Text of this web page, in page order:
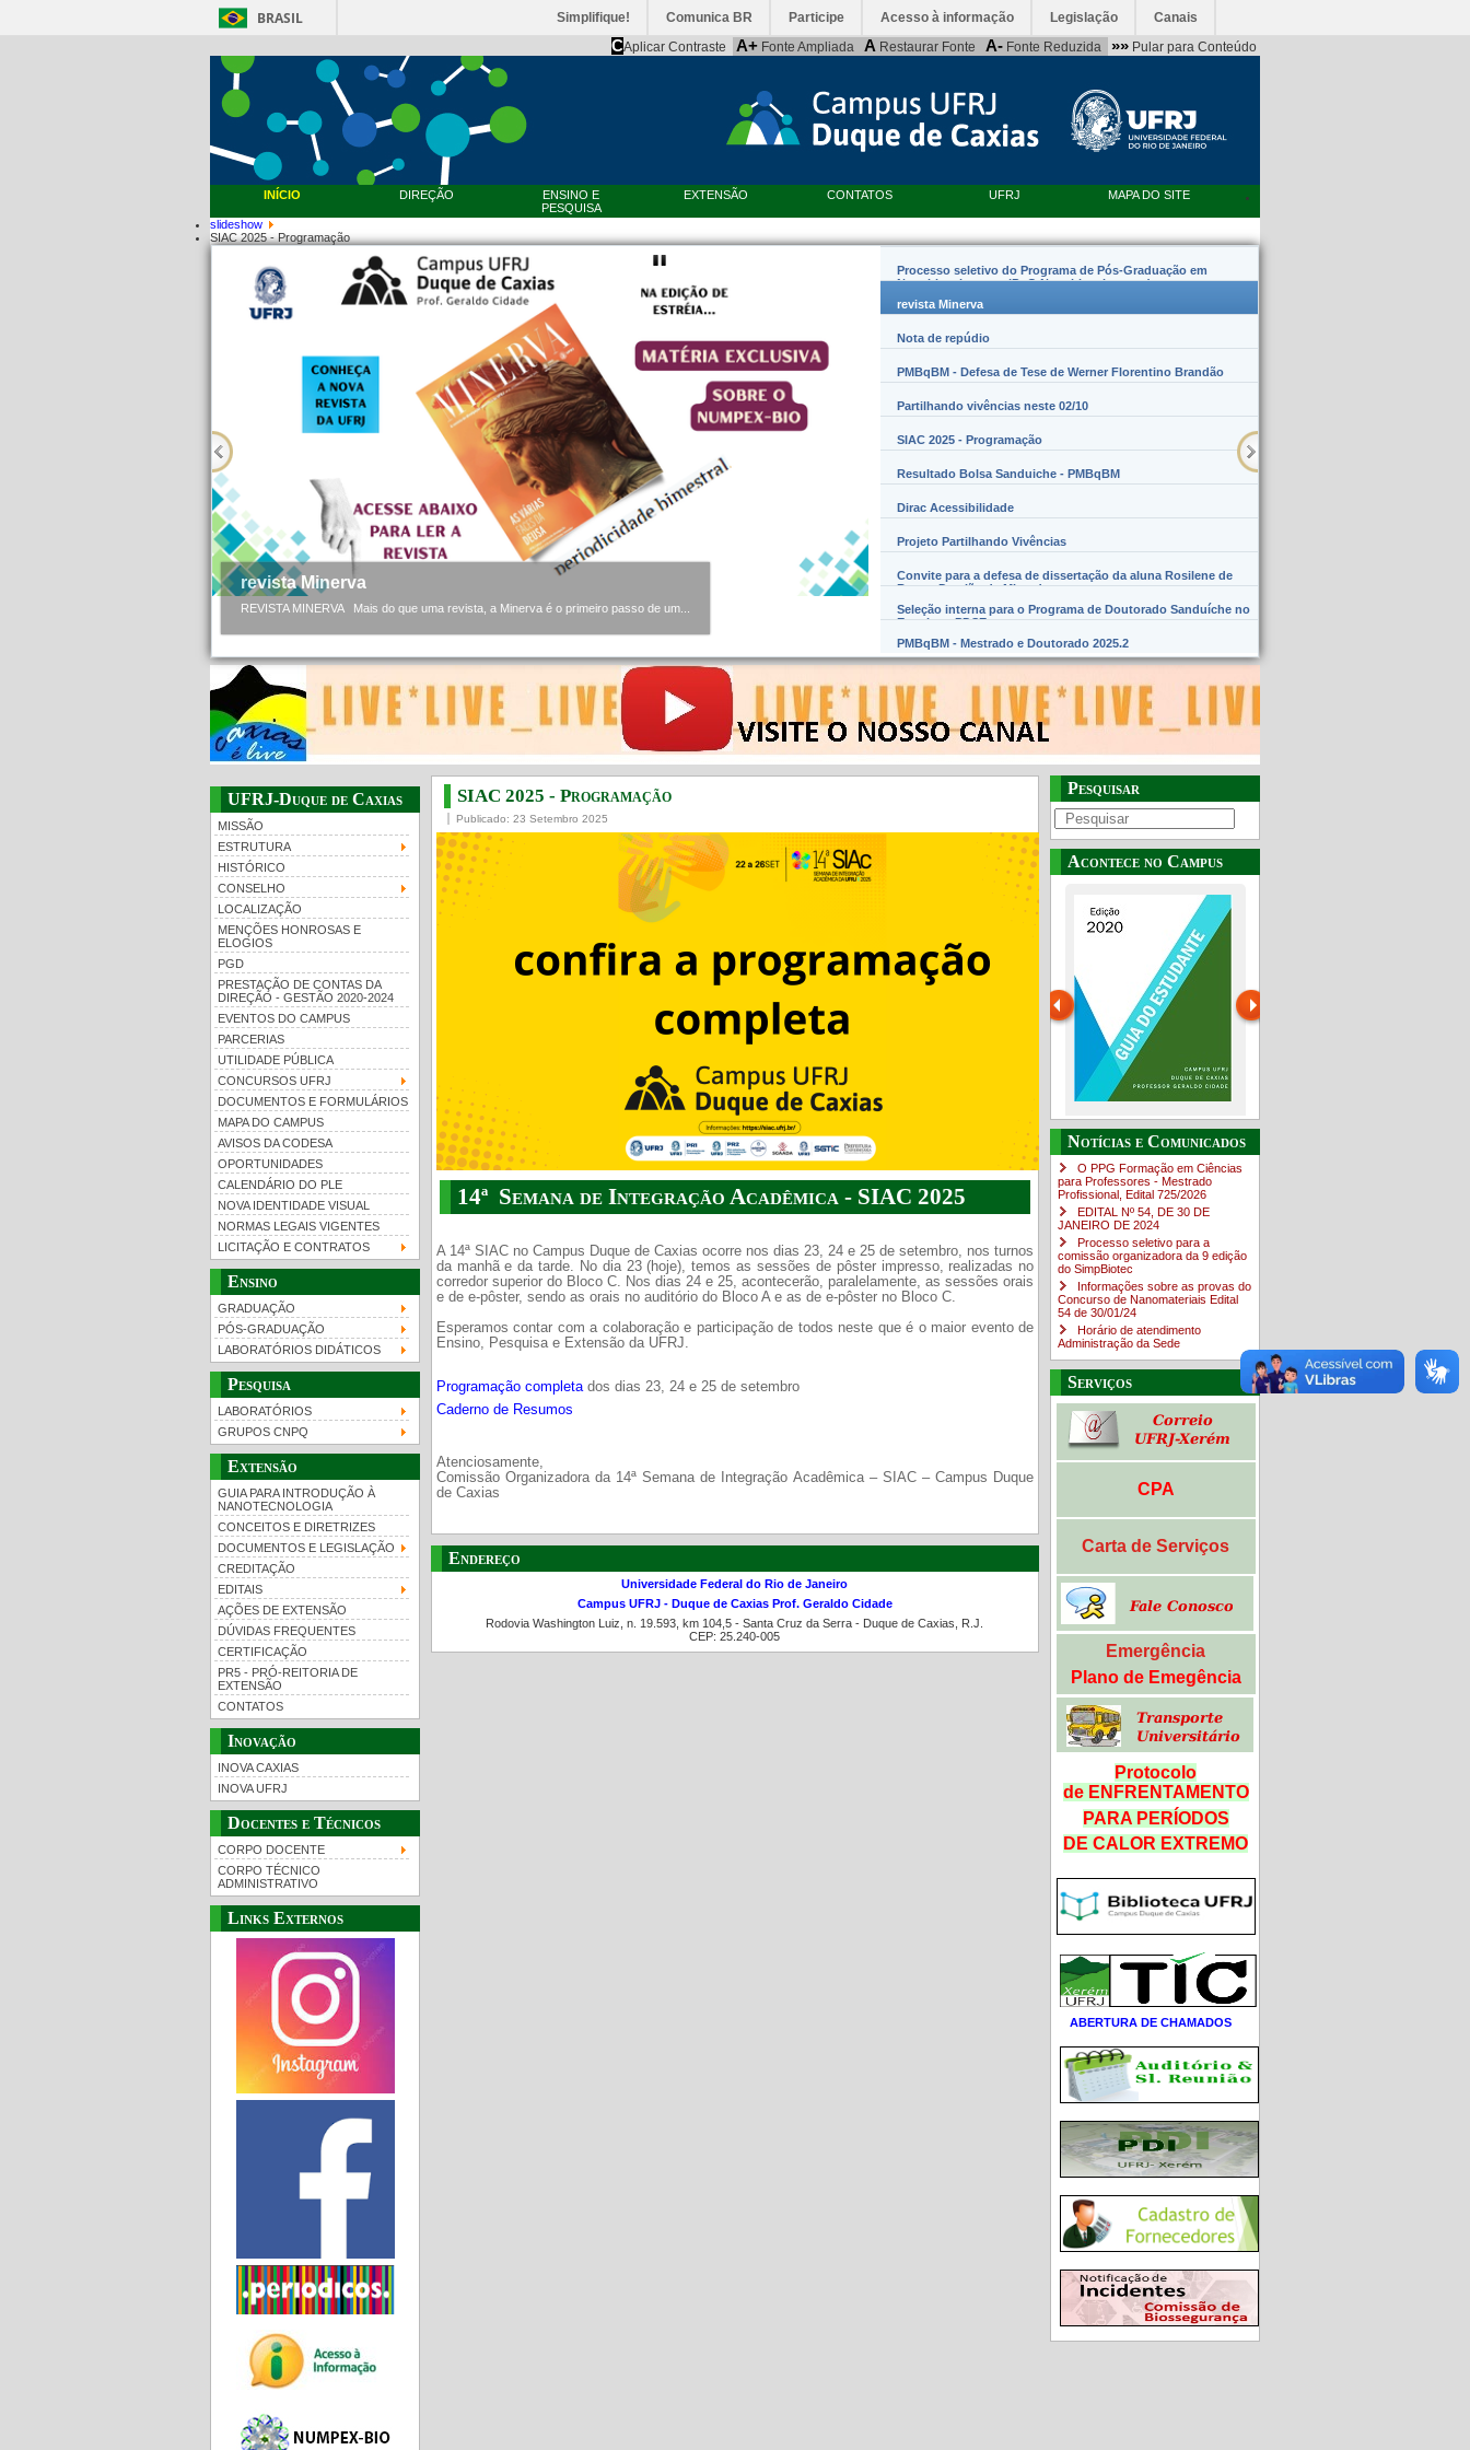
BRASIL Simplifique! Comunica BR Participe Acesso à informação Legislação Canais
CAplicar Contraste A+ Fonte Ampliada A Restaurar Fonte A- Fonte Reduzida »» Pular para Conteúdo
INÍCIO DIREÇÃO
ENSINO E
PESQUISA
EXTENSÃO CONTATOS UFRJ MAPA DO SITE
slideshow
SIAC 2025 - Programação
revista Minerva
REVISTA MINERVA Mais do que uma revista, a Minerva é o primeiro passo de um...
Processo seletivo do Programa de Pós-Graduação em
Nanobiossistemas (PpG Nanobiossistemas)
revista Minerva
Nota de repúdio
PMBqBM - Defesa de Tese de Werner Florentino Brandão
Partilhando vivências neste 02/10
SIAC 2025 - Programação
Resultado Bolsa Sanduiche - PMBqBM
Dirac Acessibilidade
Projeto Partilhando Vivências
Convite para a defesa de dissertação da aluna Rosilene de
Barros Damião de Miranda
Seleção interna para o Programa de Doutorado Sanduíche no
Exterior – PDSE
PMBqBM - Mestrado e Doutorado 2025.2
UFRJ-Duque de Caxias
MISSÃO
ESTRUTURA
HISTÓRICO
CONSELHO
LOCALIZAÇÃO
MENÇÕES HONROSAS E
ELOGIOS
PGD
PRESTAÇÃO DE CONTAS DA
DIREÇÃO - GESTÃO 2020-2024
EVENTOS DO CAMPUS
PARCERIAS
UTILIDADE PÚBLICA
CONCURSOS UFRJ
DOCUMENTOS E FORMULÁRIOS
MAPA DO CAMPUS
AVISOS DA CODESA
OPORTUNIDADES
CALENDÁRIO DO PLE
NOVA IDENTIDADE VISUAL
NORMAS LEGAIS VIGENTES
LICITAÇÃO E CONTRATOS
Ensino
GRADUAÇÃO
PÓS-GRADUAÇÃO
LABORATÓRIOS DIDÁTICOS
Pesquisa
LABORATÓRIOS
GRUPOS CNPQ
Extensão
GUIA PARA INTRODUÇÃO À
NANOTECNOLOGIA
CONCEITOS E DIRETRIZES
DOCUMENTOS E LEGISLAÇÃO
CREDITAÇÃO
EDITAIS
AÇÕES DE EXTENSÃO
DÚVIDAS FREQUENTES
CERTIFICAÇÃO
PR5 - PRÓ-REITORIA DE
EXTENSÃO
CONTATOS
Inovação
INOVA CAXIAS
INOVA UFRJ
Docentes e Técnicos
CORPO DOCENTE
CORPO TÉCNICO
ADMINISTRATIVO
Links Externos
SIAC 2025 - Programação
Publicado: 23 Setembro 2025
14ª Semana de Integração Acadêmica - SIAC 2025
A 14ª SIAC no Campus Duque de Caxias ocorre nos dias 23, 24 e 25 de setembro, nos turnos
da manhã e da tarde. No dia 23 (hoje), temos as sessões de pôster impresso, realizadas no
corredor superior do Bloco C. Nos dias 24 e 25, acontecerão, paralelamente, as sessões orais
e de e-pôster, sendo as orais no auditório do Bloco A e as de e-pôster no Bloco C.
Esperamos contar com a colaboração e participação de todos neste que é o maior evento de
Ensino, Pesquisa e Extensão da UFRJ.
Programação completados dias 23, 24 e 25 de setembro
Caderno de Resumos
Atenciosamente,
Comissão Organizadora da 14ª Semana de Integração Acadêmica – SIAC – Campus Duque
de Caxias
Endereço
Universidade Federal do Rio de Janeiro
Campus UFRJ - Duque de Caxias Prof. Geraldo Cidade
Rodovia Washington Luiz, n. 19.593, km 104,5 - Santa Cruz da Serra - Duque de Caxias, R.J.
CEP: 25.240-005
Pesquisar
Acontece no Campus
Guia do estudante
PR-7 Canal Youtube
https://www.youtube.com/channel/UC46BbEKCwNCdJvi4sNpOf3w
Guia de boas práticas
UFRJ 100 anos Notícias e Comunicados
O PPG Formação em Ciências
para Professores - Mestrado
Profissional, Edital ​725/202​6
EDITAL Nº 54, DE 30 DE
JANEIRO DE 2024
Processo seletivo para a
comissão organizadora da 9 edição
do SimpBiotec
Informações sobre as provas do
Concurso de Nanomateriais Edital
54 de 30/01/24
Horário de atendimento
Administração da Sede
Serviços
CPA
Carta de Serviços
Emergência
Plano de Emegência
Protocolo
de ENFRENTAMENTO
PARA PERÍODOS
DE CALOR EXTREMO
ABERTURA DE CHAMADOS